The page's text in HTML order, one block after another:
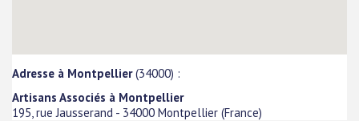
Adresse à Montpellier(34000) :
Artisans Associés à Montpellier
195, rue Jausserand - 34000 Montpellier (France)